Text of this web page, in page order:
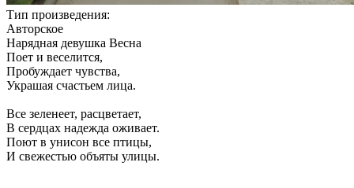
Тип произведения:
Авторское
Нарядная девушка Весна
Поет и веселится,
Пробуждает чувства,
Украшая счастьем лица.
Все зеленеет, расцветает,
В сердцах надежда оживает.
Поют в унисон все птицы,
И свежестью объяты улицы.